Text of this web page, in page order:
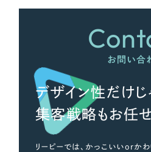
グリーン・緑色
ブルー・青色
お問い合
デザイン性だけじ
集客戦略もお任せ
リーピーでは、かっこいいorか